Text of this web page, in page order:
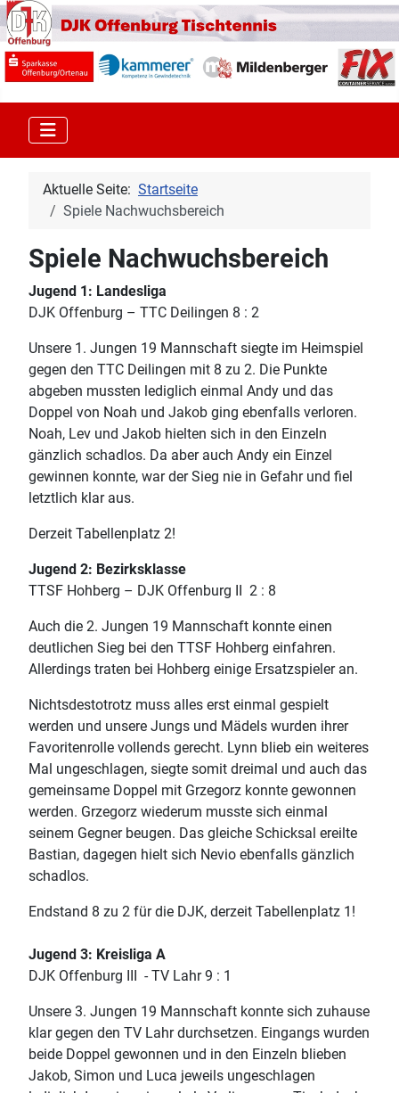
Aktuelle Seite: Startseite
Spiele Nachwuchsbereich
Spiele Nachwuchsbereich
Jugend 1: Landesliga
DJK Offenburg – TTC Deilingen 8 : 2
Unsere 1. Jungen 19 Mannschaft siegte im Heimspiel
gegen den TTC Deilingen mit 8 zu 2. Die Punkte
abgeben mussten lediglich einmal Andy und das
Doppel von Noah und Jakob ging ebenfalls verloren.
Noah, Lev und Jakob hielten sich in den Einzeln
gänzlich schadlos. Da aber auch Andy ein Einzel
gewinnen konnte, war der Sieg nie in Gefahr und fiel
letztlich klar aus.
Derzeit Tabellenplatz 2!
Jugend 2: Bezirksklasse
TTSF Hohberg – DJK Offenburg II 2 : 8
Auch die 2. Jungen 19 Mannschaft konnte einen
deutlichen Sieg bei den TTSF Hohberg einfahren.
Allerdings traten bei Hohberg einige Ersatzspieler an.
Nichtsdestotrotz muss alles erst einmal gespielt
werden und unsere Jungs und Mädels wurden ihrer
Favoritenrolle vollends gerecht. Lynn blieb ein weiteres
Mal ungeschlagen, siegte somit dreimal und auch das
gemeinsame Doppel mit Grzegorz konnte gewonnen
werden. Grzegorz wiederum musste sich einmal
seinem Gegner beugen. Das gleiche Schicksal ereilte
Bastian, dagegen hielt sich Nevio ebenfalls gänzlich
schadlos.
Endstand 8 zu 2 für die DJK, derzeit Tabellenplatz 1!
Jugend 3: Kreisliga A
DJK Offenburg III - TV Lahr 9 : 1
Unsere 3. Jungen 19 Mannschaft konnte sich zuhause
klar gegen den TV Lahr durchsetzen. Eingangs wurden
beide Doppel gewonnen und in den Einzeln blieben
Jakob, Simon und Luca jeweils ungeschlagen